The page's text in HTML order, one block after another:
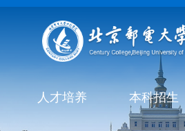
人才培养 本科招生